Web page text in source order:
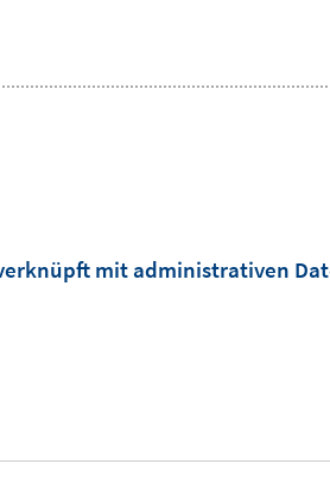
mit administrativen